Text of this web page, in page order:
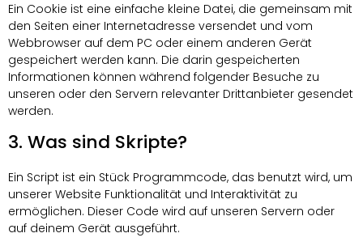
Ein Cookie ist eine einfache kleine Datei, die gemeinsam mit
den Seiten einer Internetadresse versendet und vom
Webbrowser auf dem PC oder einem anderen Gerät
gespeichert werden kann. Die darin gespeicherten
Informationen können während folgender Besuche zu
unseren oder den Servern relevanter Drittanbieter gesendet
werden.
3. Was sind Skripte?
Ein Script ist ein Stück Programmcode, das benutzt wird, um
unserer Website Funktionalität und Interaktivität zu
ermöglichen. Dieser Code wird auf unseren Servern oder
auf deinem Gerät ausgeführt.